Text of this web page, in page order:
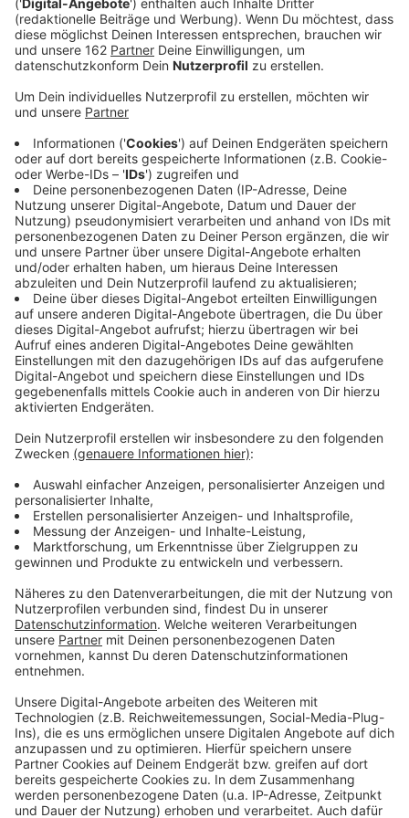
Anzeige
Züge von RE44 und RB 31 sollen in Zukunft in
das spanische Bahnunternehmen CAF ein Areal mit
Gleisanschluss gekauft. Gestern war die
Schlüsselübergabe. Ab 2025 sollen hier über 60 Züge
instand gesetzt werden. Sie alle sind
batteriebetrieben und sollen im VRR eingesetzt
werden - in ein paar Jahren auch in Moers oder Xanten.
Anzeige
Moderne Züge sollen umweltfreundlicher und
komfortabler sein
Bei dem Gelände in Gelsenkirchen handelt es sich um
einen alten Bahnbetriebshof. Die akkubetriebenen
Züge sollen in rund zwei Jahren schrittweise die
Dieselloks im Niederrhein-Münsterland-Netz ersetzen.
Damit sollen die Emissionen des klimaschädlichen
Gases Kohlendioxid und auch der Ausstoß von
Feinstaub reduziert werden. Die modernen Züge sollen
außerdem mehr Komfort bieten.
Anzeige
Anzeige